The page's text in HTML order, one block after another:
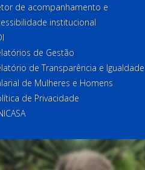
de acompanhamento e
institucional
de Gestão
de Transparência e Igualdade
de Mulheres e Homens
de Privacidade